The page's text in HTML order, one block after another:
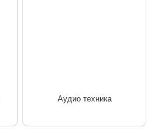
Аудио техника